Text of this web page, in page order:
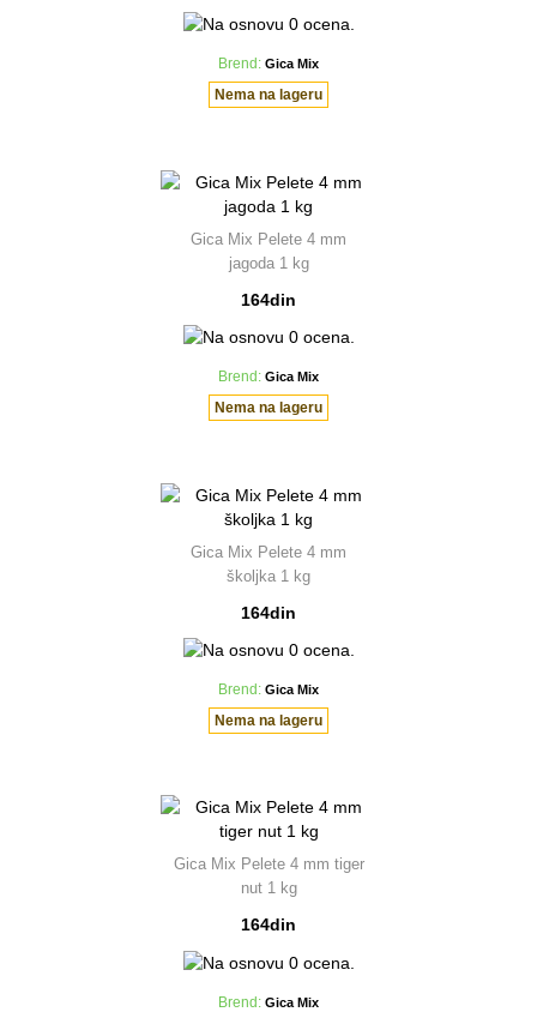
Brend: Gica Mix
Nema na lageru
Gica Mix Pelete 4 mm
jagoda 1 kg
164din
Brend: Gica Mix
Nema na lageru
Gica Mix Pelete 4 mm
školjka 1 kg
164din
Brend: Gica Mix
Nema na lageru
Gica Mix Pelete 4 mm tiger
nut 1 kg
164din
Brend: Gica Mix